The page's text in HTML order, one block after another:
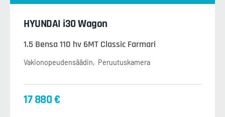
HYUNDAI i30 Wagon
1.5 Bensa 110 hv 6MT Classic Farmari
Vakionopeudensäädin Peruutuskamera
17 880 €